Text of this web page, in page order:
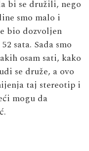
bi se družili, nego
smo malo i
bio dozvoljen
sata. Sada smo
osam sati, kako
se druže, a ovo
taj stereotip i
mogu da